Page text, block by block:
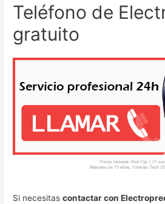
Teléfono de
gratuito
Si necesitascontactar con